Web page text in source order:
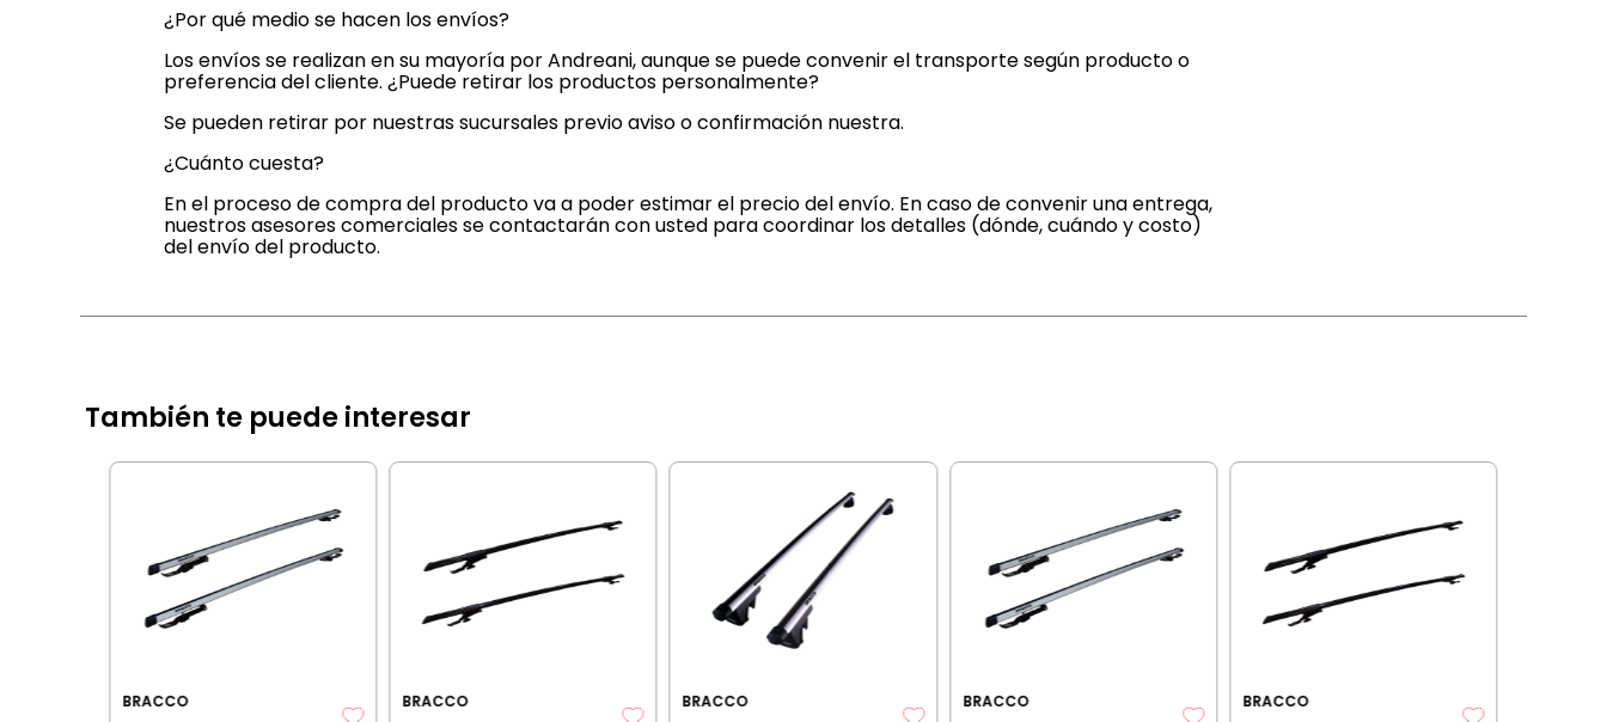
¿Por qué medio se hacen los envíos?
Los envíos se realizan en su mayoría por Andreani, aunque se puede convenir el transporte según producto o
preferencia del cliente. ¿Puede retirar los productos personalmente?
Se pueden retirar por nuestras sucursales previo aviso o confirmación nuestra.
¿Cuánto cuesta?
En el proceso de compra del producto va a poder estimar el precio del envío. En caso de convenir una entrega,
nuestros asesores comerciales se contactarán con usted para coordinar los detalles (dónde, cuándo y costo)
del envío del producto.
También te puede interesar
BRACCO BRACCO BRACCO BRACCO BRACCO